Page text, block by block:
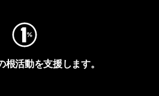
根活動を支援します。